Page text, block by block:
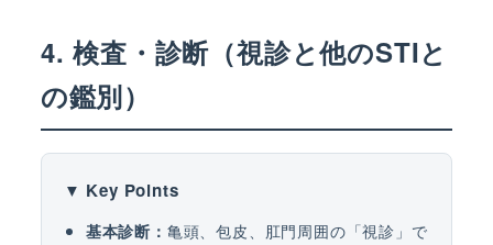
4. 検査・診断（視診と他のSTIと
の鑑別）
▼ Key Points
基本診断： 亀頭、包皮、肛門周囲の「視診」で